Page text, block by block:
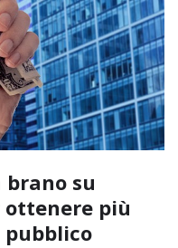
brano su
più